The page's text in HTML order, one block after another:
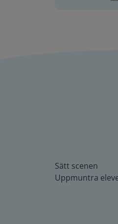
Sätt scenen
Uppmuntra